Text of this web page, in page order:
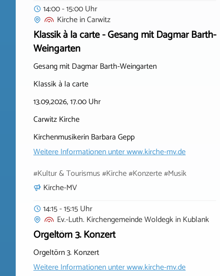
14:00 - 15:00 Uhr
KircheinCarwitz
Klassik à la carte - Gesang mit Dagmar Barth-
Weingarten
Gesang mit Dagmar Barth-Weingarten
Klassik à la carte
13.09,2026, 17.00 Uhr
Carwitz Kirche
Kirchenmusikerin Barbara Gepp
Weitere Informationen unterwww.kirche-mv.de
#Kultur & Tourismus #Kirche #Konzerte #Musik
Kirche-MV
14:15 - 15:15 Uhr
Ev.-Luth. Kirchengemeinde WoldegkinKublank
Orgeltörn 3. Konzert
Orgeltörn 3. Konzert
Weitere Informationen unterwww.kirche-mv.de